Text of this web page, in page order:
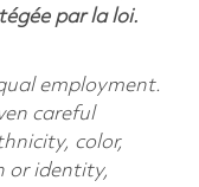
par la loi.
employment.
careful
color,
or identity,